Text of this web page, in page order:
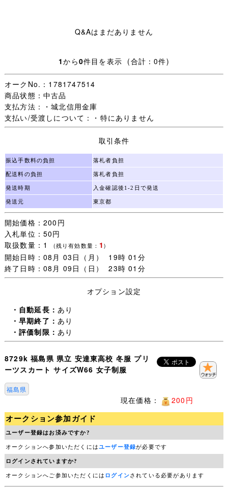
サイズ / 66-51/実寸サイズ/ ウエスト(平置きの2倍)約
64-70cm、総丈約54cm
状態/ 特に問題なく着用可能です。
★ご要望にお応えし、シワの目立つ商品につきましては丁
寧にアイロンをかけ、できる限りシワを取った状態で出品
しております。
■配送方法■
①クリックポスト
こちらの商品は、厚さがあるためクリックポストを
使用できません。 ②の佐川急便のみになります。
②佐川急便 飛脚宅配便
東京から ６０サイズ でお送り致します。
料金は下記からお調べください。
※佐川急便営業所留め承ります。
※四国の一部の地域や九州の一部の地域、北海道の一部の
地域で中継料が発生する場合がございます。
その際に追加で中継料金をご請求させて頂く場合もござい
ます。
※ヤマト営業所留め、コンビニ受け取り等のご指定はお受
■同梱について■
複数の商品を落札いただいた場合、同梱配送を承ります。
Q&Aはまだありません
1から0件目を表示 (合計：0件)
オークNo.：1781747514
商品状態：中古品
支払方法：・城北信用金庫
支払い/受渡しについて：・特にありません
取引条件
振込手数料の負担 落札者負担
配送料の負担 落札者負担
発送時期 入金確認後1-2日で発送
発送元 東京都
開始価格：200円
入札単位：50円
取扱数量：1
(残り有効数量： 1)
開始日時：08月 03日（月） 19時 01分
終了日時：08月 09日（日） 23時 01分
オプション設定
・自動延長：あり
・早期終了：あり
・評価制限：あり
8729k 福島県 県立 安達東高校 冬服 プリ
ーツスカート サイズW66 女子制服
福島県
現在価格： 200円
オークション参加ガイド
ユーザー登録はお済みですか?
オークションへ参加いただくにはユーザー登録が必要です
ログインされていますか?
オークションへご参加いただくには ログインされている必要があります